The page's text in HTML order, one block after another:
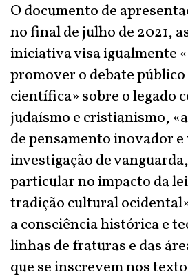
O documento de
no final de julho de 2021,
iniciativa visa igualmente
promover o debate
científica» sobre o legado
judaísmo e cristianismo,
de pensamento inovador e
investigação de
particular no impacto da
tradição cultural
a consciência histórica e
linhas de fraturas e das
que se inscrevem nos